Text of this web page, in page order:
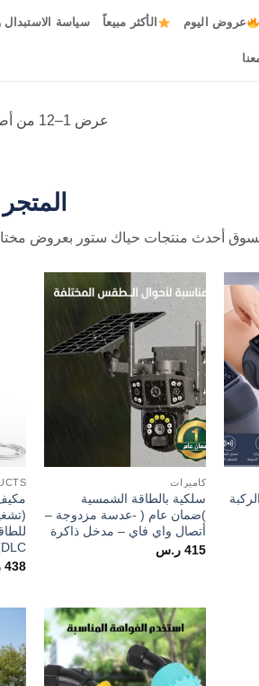
عروض اليوم الأكثر مبيعاً سياسة الاستبدال
عرض 1–12 من أصل 569 نتيجة
المتجر
أحدث منتجات حياك ستور بعروض
Add to
wishlist
Add to
wishlist
كاميرات
سلكية بالطاقة الشمسية
)ضمان عام ( -عدسة مزدوجة –
أتصال واي فاي – مدخل ذاكرة
415 ر.س
DLC)
438
Add to
wishlist